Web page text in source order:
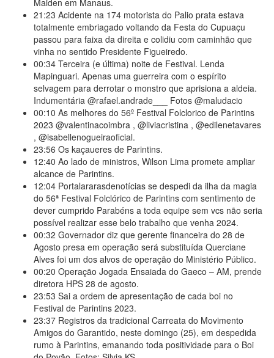
Maiden em Manaus.
21:23 Acidente na 174 motorista do Palio prata estava
totalmente embriagado voltando da Festa do Cupuaçu
passou para faixa da direita e colidiu com caminhão que
vinha no sentido Presidente Figueiredo.
00:34 Terceira (e última) noite de Festival. Lenda
Mapinguari. Apenas uma guerreira com o espírito
selvagem para derrotar o monstro que aprisiona a aldeia.
Indumentária @rafael.andrade___ Fotos @maludacio
00:10 As melhores do 56º Festival Folclorico de Parintins
2023 @valentinacoimbra , @liviacristina , @edilenetavares
, @isabellenogueiraoficial.
23:56 Os kaçaueres de Parintins.
12:40 Ao lado de ministros, Wilson Lima promete ampliar
alcance de Parintins.
12:04 Portalararasdenotícias se despedi da ilha da magia
do 56ª Festival Folclórico de Parintins com sentimento de
dever cumprido Parabéns a toda equipe sem vcs não seria
possível realizar esse belo trabalho que venha 2024.
00:32 Governador diz que gerente financeira do 28 de
Agosto presa em operação será substituída Querciane
Alves foi um dos alvos de operação do Ministério Público.
00:20 Operação Jogada Ensaiada do Gaeco – AM, prende
diretora HPS 28 de agosto.
23:53 Sai a ordem de apresentação de cada boi no
Festival de Parintins 2023.
23:37 Registros da tradicional Carreata do Movimento
Amigos do Garantido, neste domingo (25), em despedida
rumo à Parintins, emanando toda positividade para o Boi